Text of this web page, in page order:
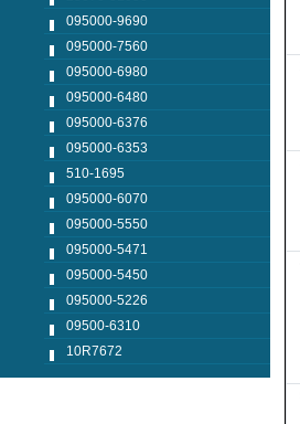
095000-9690
095000-7560
095000-6980
095000-6480
095000-6376
095000-6353
510-1695
095000-6070
095000-5550
095000-5471
095000-5450
095000-5226
09500-6310
10R7672